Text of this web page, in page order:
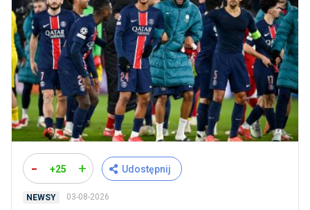
- +25 + Udostępnij
NEWSY 03-08-2026